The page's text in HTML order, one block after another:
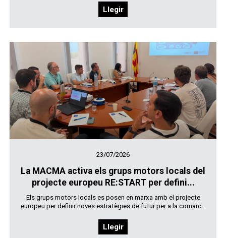
Llegir
23/07/2026
La MACMA activa els grups motors locals del
projecte europeu RE:START per defini...
Els grups motors locals es posen en marxa amb el projecte
europeu per definir noves estratègies de futur per a la comarc...
Llegir